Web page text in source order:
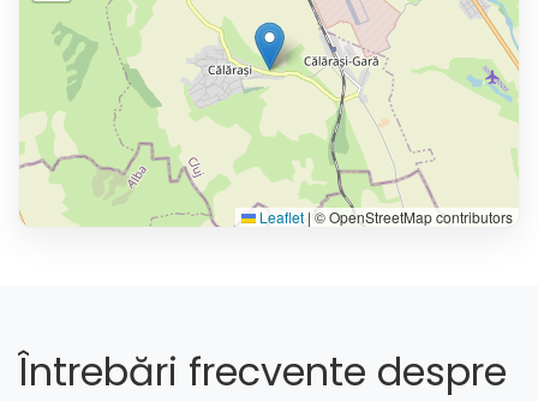
Leaflet | © OpenStreetMap contributors
Întrebări frecvente despre